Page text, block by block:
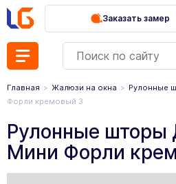
Заказать замер
Главная Жалюзи на окна Рулонные
Форли кремовый 3
Рулонные шторы
Мини Форли